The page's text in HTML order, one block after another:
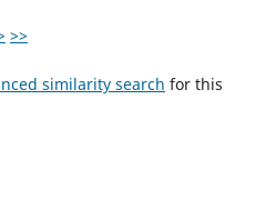
>>
similarity search for this